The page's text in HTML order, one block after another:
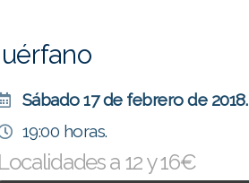
Sábado 17 de febrero de 2018.
19:00 horas.
Localidades a 12 y 16€